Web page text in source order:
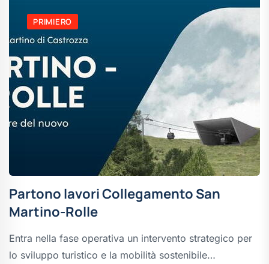
PRIMIERO
Partono lavori Collegamento San
Martino-Rolle
Entra nella fase operativa un intervento strategico per
lo sviluppo turistico e la mobilità sostenibile…